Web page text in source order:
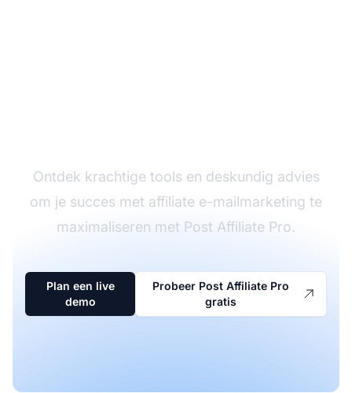
Ontdek krachtige tools en deskundig advies
om je succes met affiliate e-mailmarketing te
maximaliseren met Post Affiliate Pro.
Plan een live
demo
Probeer Post Affiliate Pro
gratis